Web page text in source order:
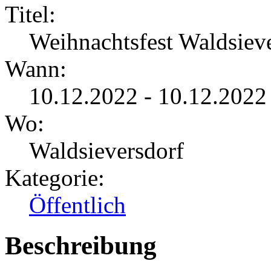
Titel:
Weihnachtsfest
Wann:
10.12.2022 -
Wo:
Waldsieversdorf
Kategorie:
Öffentlich
Beschreibung